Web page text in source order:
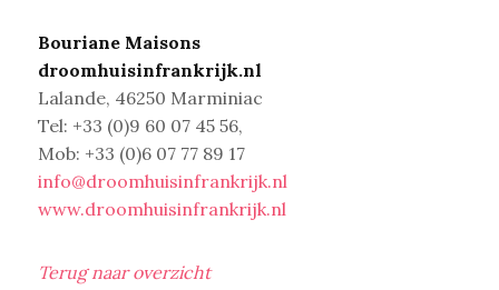
Bouriane Maisons
droomhuisinfrankrijk.nl
Lalande, 46250 Marminiac
Tel: +33 (0)9 60 07 45 56,
Mob: +33 (0)6 07 77 89 17
info@droomhuisinfrankrijk.nl
www.droomhuisinfrankrijk.nl
Terug naar overzicht